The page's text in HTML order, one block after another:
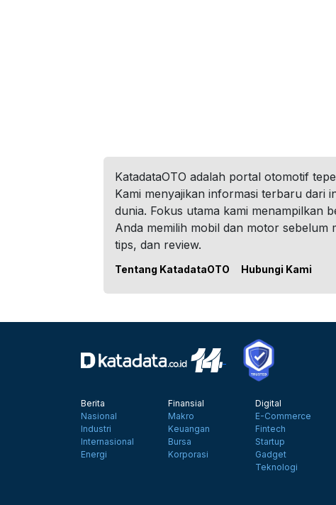
KatadataOTO adalah portal otomotif
Kami menyajikan informasi terbaru dari
dunia. Fokus utama kami menampilkan
Anda memilih mobil dan motor
tips, dan review.
Tentang KatadataOTO Hubungi Kami
Berita
Nasional
Industri
Internasional
Energi
Finansial
Makro
Keuangan
Bursa
Korporasi
Digital
E-Commerce
Fintech
Startup
Gadget
Teknologi